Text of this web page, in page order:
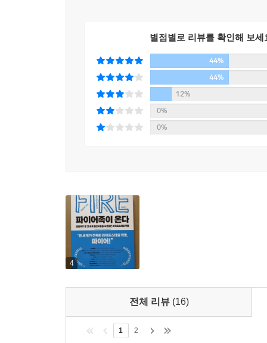
그곳으로 데려가 줄 것이다. 아직 끝나지 않았고
- JL 콜린스 (『부자 교육』의 저자)
이 책에서 스콧 리킨스는 파이어 운동이 지닌 본
이야기를 들려준다. 경제적 자유를 통한 조기 은
- 채드 카슨 (블로그 [Coach Carson]의 운영자이
별점별로 리뷰를 확인해 보세
44%
44%
12%
0%
0%
4
전체 리뷰 (16)
1 2